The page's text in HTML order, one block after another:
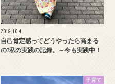
2018.10.4
自己肯定感ってどうやったら高まる
の?私の実践の記録。～今も実践中！
子育て